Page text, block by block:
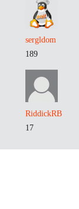
sergldom
189
RiddickRB
17